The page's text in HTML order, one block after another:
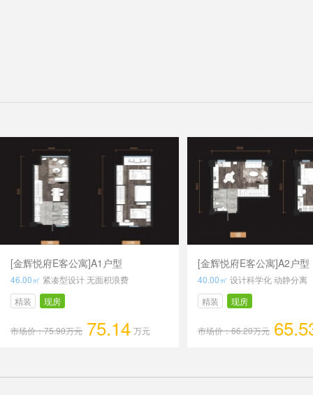
[金辉悦府E客公寓]A1户型
46.00㎡ 紧凑型设计 无面积浪费
精装
现房
市场价：75.90万元 75.14 万元
[金辉悦府E客公寓]A2户型
40.00㎡ 设计科学化 动静分离
精装
现房
市场价：66.20万元